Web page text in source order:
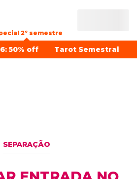
2º semestre
50% off Tarot Semestral
SEPARAÇÃO